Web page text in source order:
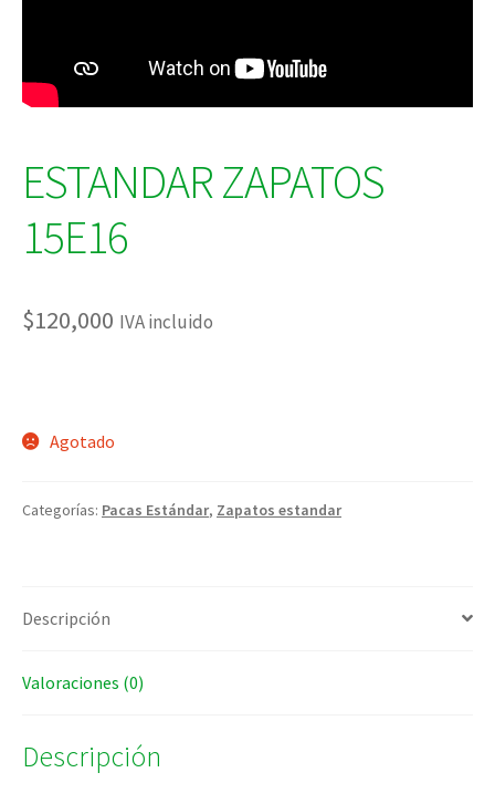
ESTANDAR ZAPATOS
15E16
$120,000 IVA incluido
Agotado
Categorías: Pacas Estándar, Zapatos estandar
Descripción
Valoraciones (0)
Descripción